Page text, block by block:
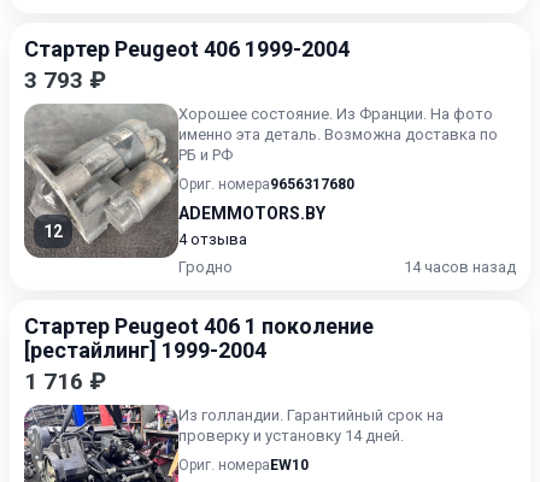
Стартер Peugeot 406 1999-2004
3 793 ₽
12
Хорошее состояние. Из Франции. На фото
именно эта деталь. Возможна доставка по
РБ и РФ
Ориг. номера9656317680
ADEMMOTORS.BY
4 отзыва
Гродно
14 часов назад
Стартер Peugeot 406 1 поколение
[рестайлинг] 1999-2004
1 716 ₽
Из голландии. Гарантийный срок на
проверку и установку 14 дней.
Ориг. номера EW10